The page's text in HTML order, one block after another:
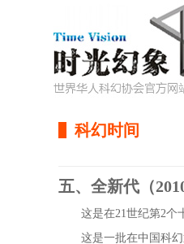
科幻时间
五、全新代（
这是在21世纪第2个十
这是一批在中国科幻逐